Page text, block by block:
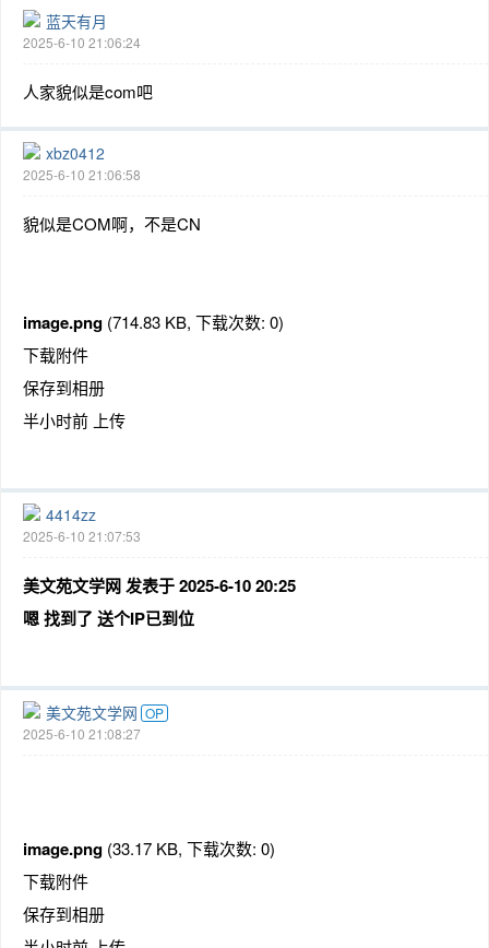
蓝天有月
2025-6-10 21:06:24
人家貌似是com吧
xbz0412
2025-6-10 21:06:58
貌似是COM啊，不是CN
image.png (714.83 KB, 下载次数: 0)
下载附件
保存到相册
半小时前 上传
4414zz
2025-6-10 21:07:53
美文苑文学网 发表于 2025-6-10 20:25
嗯 找到了 送个IP已到位
美文苑文学网 OP
2025-6-10 21:08:27
image.png (33.17 KB, 下载次数: 0)
下载附件
保存到相册